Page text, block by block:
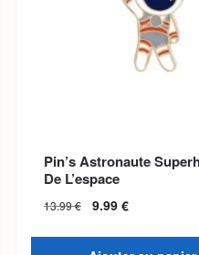
Pin’s Astronaute
De L’espace
13.99€ 9.99 €